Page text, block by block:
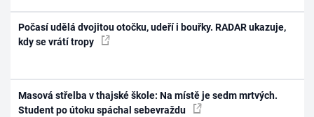
Počasí udělá dvojitou otočku, udeří i bouřky. RADAR ukazuje,
kdy se vrátí tropy
Masová střelba v thajské škole: Na místě je sedm mrtvých.
Student po útoku spáchal sebevraždu